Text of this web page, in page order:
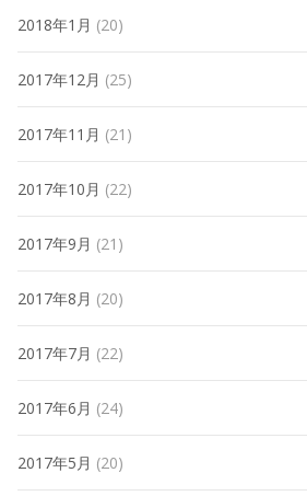
2018年1月 (20)
2017年12月 (25)
2017年11月 (21)
2017年10月 (22)
2017年9月 (21)
2017年8月 (20)
2017年7月 (22)
2017年6月 (24)
2017年5月 (20)